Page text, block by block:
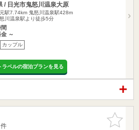
/ 日光市鬼怒川温泉大原
元駅7.74km 鬼怒川温泉駅428m
川温泉駅より徒歩5分
～
カップル
ラベルの宿泊プランを見る
お気に入
りに追加